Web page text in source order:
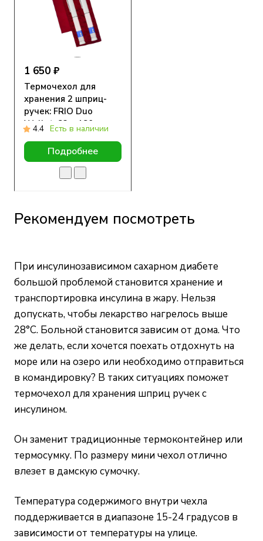
1 650 ₽
Термочехол для
хранения 2 шприц-
ручек: FRIO Duo
Wallet, 83 x 180 мм
4.4 Есть в наличии
Подробнее
Рекомендуем посмотреть
При инсулинозависимом сахарном диабете
большой проблемой становится хранение и
транспортировка инсулина в жару. Нельзя
допускать, чтобы лекарство нагрелось выше
28°С. Больной становится зависим от дома. Что
же делать, если хочется поехать отдохнуть на
море или на озеро или необходимо отправиться
в командировку? В таких ситуациях поможет
термочехол для хранения шприц ручек с
инсулином.
Он заменит традиционные термоконтейнер или
термосумку. По размеру мини чехол отлично
влезет в дамскую сумочку.
Температура содержимого внутри чехла
поддерживается в диапазоне 15-24 градусов в
зависимости от температуры на улице.